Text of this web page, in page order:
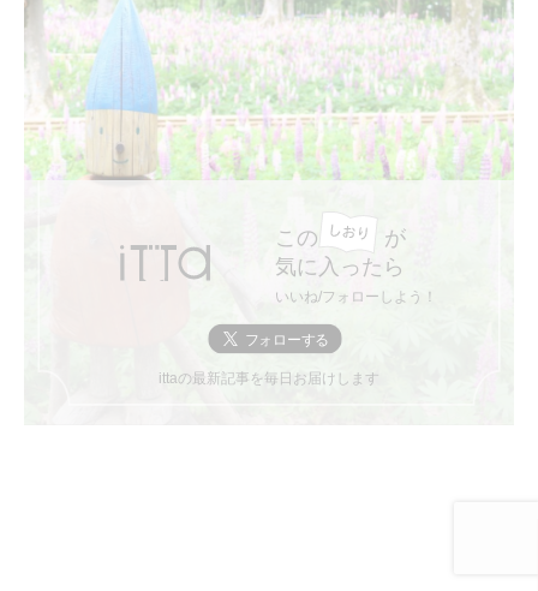
この
が
気に入ったら
いいね/フォローしよう！
ittaの最新記事を毎日お届けします